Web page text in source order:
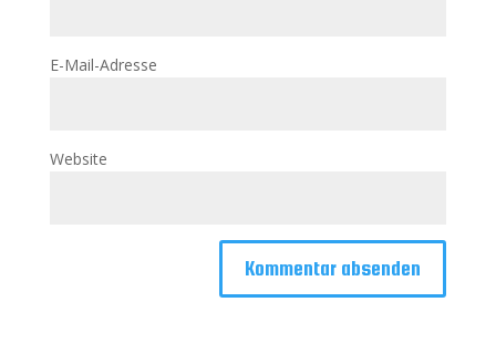
E-Mail-Adresse
Website